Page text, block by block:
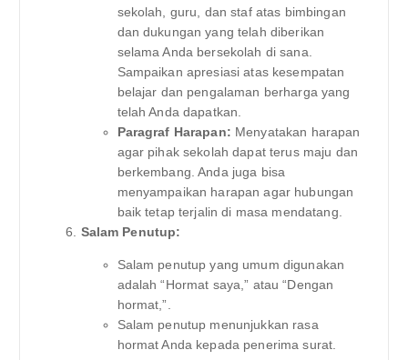
sekolah, guru, dan staf atas bimbingan
dan dukungan yang telah diberikan
selama Anda bersekolah di sana.
Sampaikan apresiasi atas kesempatan
belajar dan pengalaman berharga yang
telah Anda dapatkan.
Paragraf Harapan: Menyatakan harapan
agar pihak sekolah dapat terus maju dan
berkembang. Anda juga bisa
menyampaikan harapan agar hubungan
baik tetap terjalin di masa mendatang.
Salam Penutup:
Salam penutup yang umum digunakan
adalah “Hormat saya,” atau “Dengan
hormat,”.
Salam penutup menunjukkan rasa
hormat Anda kepada penerima surat.